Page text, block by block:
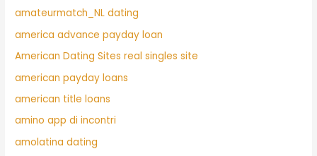
amateurmatch_NL dating
america advance payday loan
American Dating Sites real singles site
american payday loans
american title loans
amino app di incontri
amolatina dating